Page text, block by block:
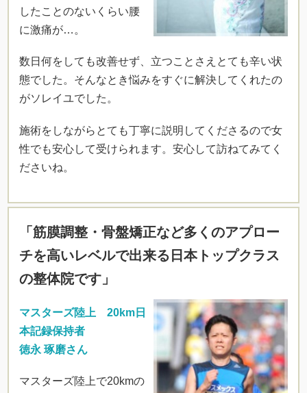
したことのないくらい腰
に激痛が…。
数日何をしても改善せず、立つことさえとても辛い状
態でした。そんなとき悩みをすぐに解決してくれたの
がソレイユでした。
施術をしながらとても丁寧に説明してくださるので女
性でも安心して受けられます。安心して訪ねてみてく
ださいね。
「筋膜調整・骨盤矯正など多くのアプロー
チを高いレベルで出来る日本トップクラス
の整体院です」
マスターズ陸上 20km日
本記録保持者
徳永 琢磨さん
マスターズ陸上で20kmの